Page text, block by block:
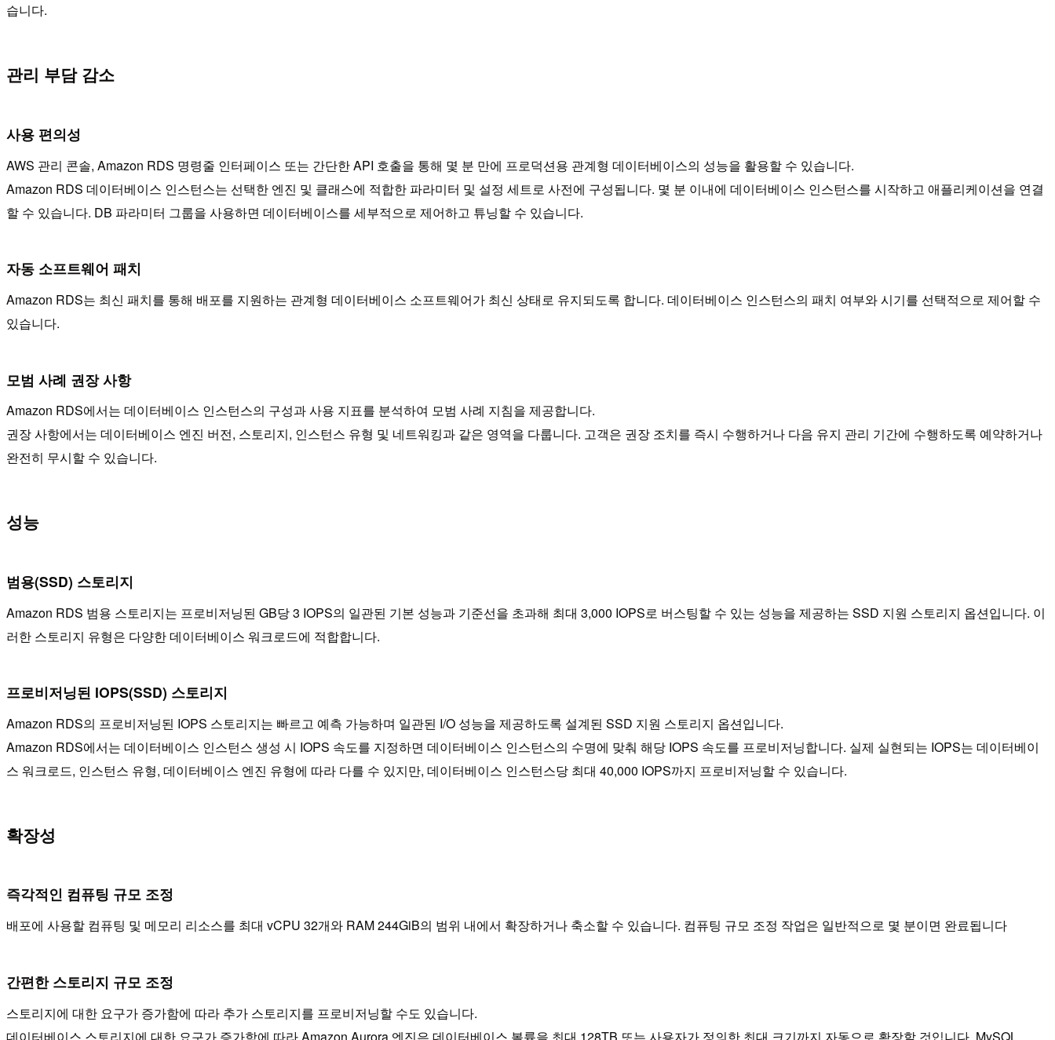
습니다.
관리 부담 감소
사용 편의성
AWS 관리 콘솔, Amazon RDS 명령줄 인터페이스 또는 간단한 API 호출을 통해 몇 분 만에 프로덕션용 관계형 데이터베이스의 성능을 활용할 수 있습니다.
Amazon RDS 데이터베이스 인스턴스는 선택한 엔진 및 클래스에 적합한 파라미터 및 설정 세트로 사전에 구성됩니다. 몇 분 이내에 데이터베이스 인스턴스를 시작하고 애플리케이션을 연결
할 수 있습니다. DB 파라미터 그룹을 사용하면 데이터베이스를 세부적으로 제어하고 튜닝할 수 있습니다.
자동 소프트웨어 패치
Amazon RDS는 최신 패치를 통해 배포를 지원하는 관계형 데이터베이스 소프트웨어가 최신 상태로 유지되도록 합니다. 데이터베이스 인스턴스의 패치 여부와 시기를 선택적으로 제어할 수
있습니다.
모범 사례 권장 사항
Amazon RDS에서는 데이터베이스 인스턴스의 구성과 사용 지표를 분석하여 모범 사례 지침을 제공합니다.
권장 사항에서는 데이터베이스 엔진 버전, 스토리지, 인스턴스 유형 및 네트워킹과 같은 영역을 다룹니다. 고객은 권장 조치를 즉시 수행하거나 다음 유지 관리 기간에 수행하도록 예약하거나
완전히 무시할 수 있습니다.
성능
범용(SSD) 스토리지
Amazon RDS 범용 스토리지는 프로비저닝된 GB당 3 IOPS의 일관된 기본 성능과 기준선을 초과해 최대 3,000 IOPS로 버스팅할 수 있는 성능을 제공하는 SSD 지원 스토리지 옵션입니다. 이
러한 스토리지 유형은 다양한 데이터베이스 워크로드에 적합합니다.
프로비저닝된 IOPS(SSD) 스토리지
Amazon RDS의 프로비저닝된 IOPS 스토리지는 빠르고 예측 가능하며 일관된 I/O 성능을 제공하도록 설계된 SSD 지원 스토리지 옵션입니다.
Amazon RDS에서는 데이터베이스 인스턴스 생성 시 IOPS 속도를 지정하면 데이터베이스 인스턴스의 수명에 맞춰 해당 IOPS 속도를 프로비저닝합니다. 실제 실현되는 IOPS는 데이터베이
스 워크로드, 인스턴스 유형, 데이터베이스 엔진 유형에 따라 다를 수 있지만, 데이터베이스 인스턴스당 최대 40,000 IOPS까지 프로비저닝할 수 있습니다.
확장성
즉각적인 컴퓨팅 규모 조정
배포에 사용할 컴퓨팅 및 메모리 리소스를 최대 vCPU 32개와 RAM 244GiB의 범위 내에서 확장하거나 축소할 수 있습니다. 컴퓨팅 규모 조정 작업은 일반적으로 몇 분이면 완료됩니다
간편한 스토리지 규모 조정
스토리지에 대한 요구가 증가함에 따라 추가 스토리지를 프로비저닝할 수도 있습니다.
데이터베이스 스토리지에 대한 요구가 증가함에 따라 Amazon Aurora 엔진은 데이터베이스 볼륨을 최대 128TB 또는 사용자가 정의한 최대 크기까지 자동으로 확장할 것입니다. MySQL,